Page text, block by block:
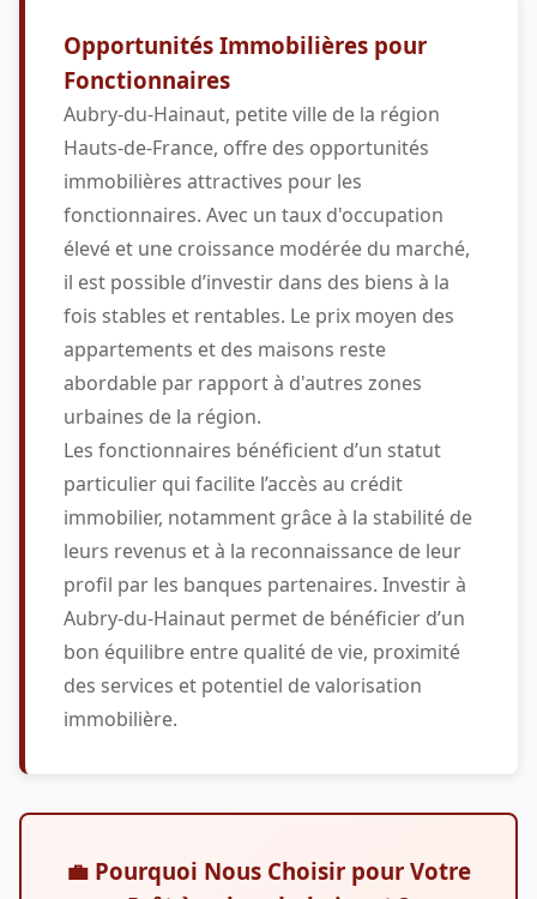
Opportunités Immobilières pour
Fonctionnaires
Aubry-du-Hainaut, petite ville de la région
Hauts-de-France, offre des opportunités
immobilières attractives pour les
fonctionnaires. Avec un taux d'occupation
élevé et une croissance modérée du marché,
il est possible d’investir dans des biens à la
fois stables et rentables. Le prix moyen des
appartements et des maisons reste
abordable par rapport à d'autres zones
urbaines de la région.
Les fonctionnaires bénéficient d’un statut
particulier qui facilite l’accès au crédit
immobilier, notamment grâce à la stabilité de
leurs revenus et à la reconnaissance de leur
profil par les banques partenaires. Investir à
Aubry-du-Hainaut permet de bénéficier d’un
bon équilibre entre qualité de vie, proximité
des services et potentiel de valorisation
immobilière.
💼 Pourquoi Nous Choisir pour Votre